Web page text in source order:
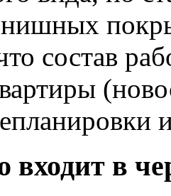
состав
входит в